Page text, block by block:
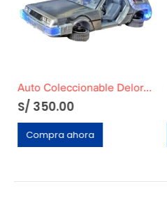
Auto Coleccionable Delorean Volver al Futuro 2
S/350.00
Compra ahora